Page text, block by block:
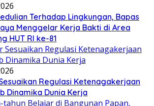
Terhadap Lingkungan, Bapas
Menggelar Kerja Bakti di Area
HUT RI ke-81
Regulasi Ketenagakerjaan
Dinamika Dunia Kerja